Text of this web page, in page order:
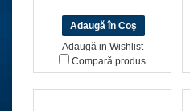
Adaugă in Wishlist
Compară produs